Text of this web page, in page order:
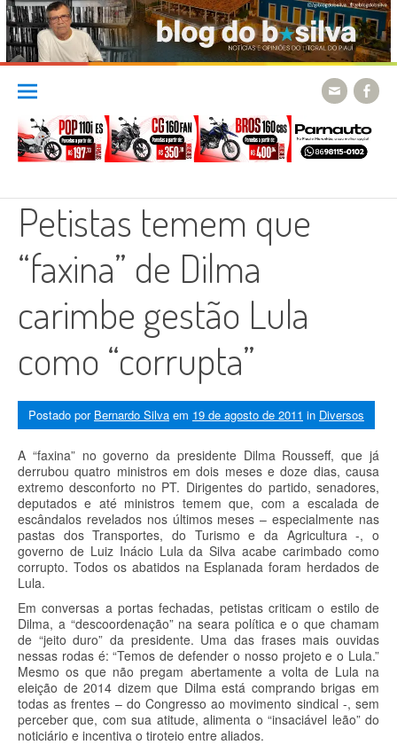
Skip
content
Petistas temem que
“faxina” de Dilma
carimbe gestão Lula
como “corrupta”
Postado por Bernardo Silva em 19 de agosto de 2011 in Diversos
A “faxina” no governo da presidente Dilma Rousseff, que já
derrubou quatro ministros em dois meses e doze dias, causa
extremo desconforto no PT. Dirigentes do partido, senadores,
deputados e até ministros temem que, com a escalada de
escândalos revelados nos últimos meses – especialmente nas
pastas dos Transportes, do Turismo e da Agricultura -, o
governo de Luiz Inácio Lula da Silva acabe carimbado como
corrupto. Todos os abatidos na Esplanada foram herdados de
Lula.
Em conversas a portas fechadas, petistas criticam o estilo de
Dilma, a “descoordenação” na seara política e o que chamam
de “jeito duro” da presidente. Uma das frases mais ouvidas
nessas rodas é: “Temos de defender o nosso projeto e o Lula.”
Mesmo os que não pregam abertamente a volta de Lula na
eleição de 2014 dizem que Dilma está comprando brigas em
todas as frentes – do Congresso ao movimento sindical -, sem
perceber que, com sua atitude, alimenta o “insaciável leão” do
noticiário e incentiva o tiroteio entre aliados.